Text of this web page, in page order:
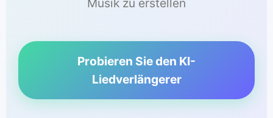
Musik zu erstellen
Probieren Sie den KI-
Liedverlängerer